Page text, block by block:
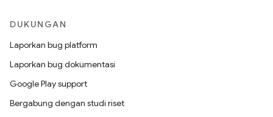
DUKUNGAN
Laporkan bug platform
Laporkan bug dokumentasi
Google Play support
Bergabung dengan studi riset